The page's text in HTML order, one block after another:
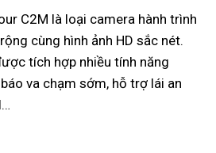
C2M là loại camera hành trình
cùng hình ảnh HD sắc nét.
tích hợp nhiều tính năng
va chạm sớm, hỗ trợ lái an